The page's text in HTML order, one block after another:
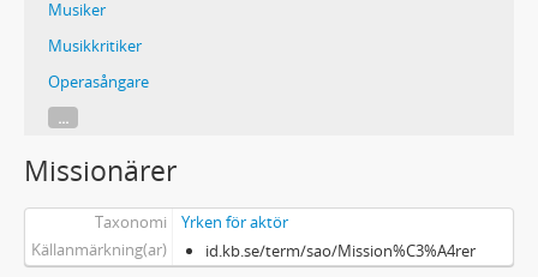
Musiker
Musikkritiker
Operasångare
...
Missionärer
Taxonomi
Yrken för aktör
Källanmärkning(ar)
id.kb.se/term/sao/Mission%C3%A4rer